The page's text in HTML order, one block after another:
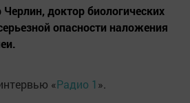
доктор биологических
опасности наложения
«Радио 1 ».